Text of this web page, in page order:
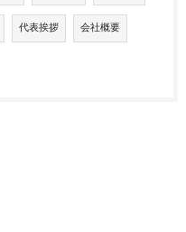
代表挨拶 会社概要